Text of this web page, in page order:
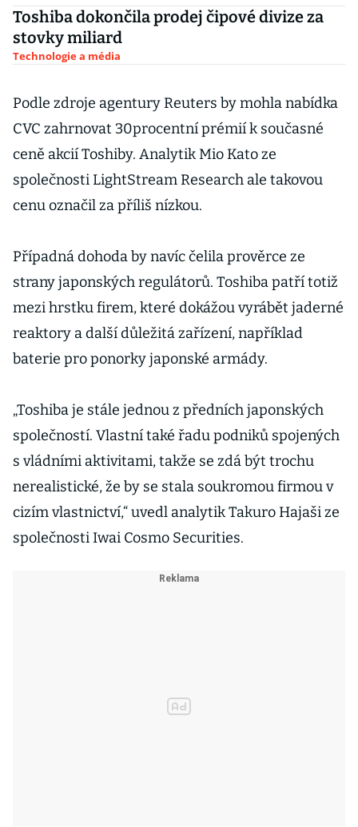
Toshiba dokončila prodej čipové divize za
stovky miliard
Technologie a média
Podle zdroje agentury Reuters by mohla nabídka
CVC zahrnovat 30procentní prémií k současné
ceně akcií Toshiby. Analytik Mio Kato ze
společnosti LightStream Research ale takovou
cenu označil za příliš nízkou.
Případná dohoda by navíc čelila prověrce ze
strany japonských regulátorů. Toshiba patří totiž
mezi hrstku firem, které dokážou vyrábět jaderné
reaktory a další důležitá zařízení, například
baterie pro ponorky japonské armády.
„Toshiba je stále jednou z předních japonských
společností. Vlastní také řadu podniků spojených
s vládními aktivitami, takže se zdá být trochu
nerealistické, že by se stala soukromou firmou v
cizím vlastnictví,“ uvedl analytik Takuro Hajaši ze
společnosti Iwai Cosmo Securities.